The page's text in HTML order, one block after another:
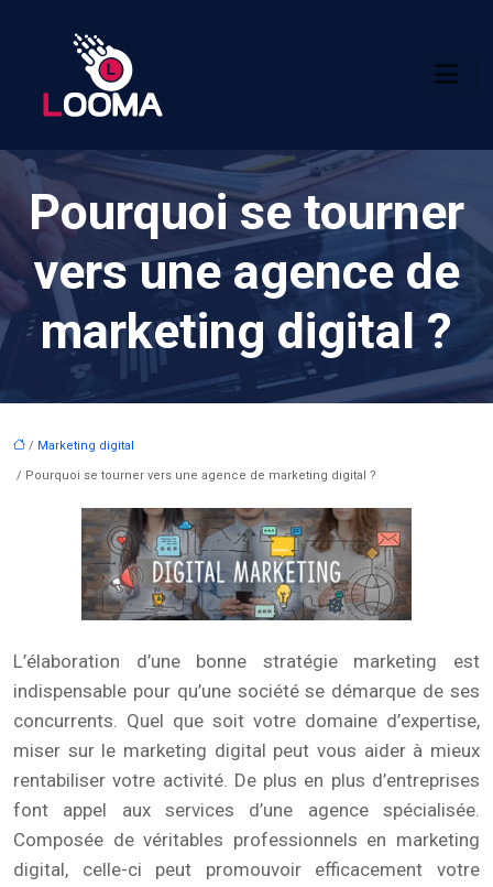
Pourquoi se tourner
vers une agence de
marketing digital ?
/ Marketing digital
/ Pourquoi se tourner vers une agence de marketing digital ?
L’élaboration d’une bonne stratégie marketing est
indispensable pour qu’une société se démarque de ses
concurrents. Quel que soit votre domaine d’expertise,
miser sur le marketing digital peut vous aider à mieux
rentabiliser votre activité. De plus en plus d’entreprises
font appel aux services d’une agence spécialisée.
Composée de véritables professionnels en marketing
digital, celle-ci peut promouvoir efficacement votre